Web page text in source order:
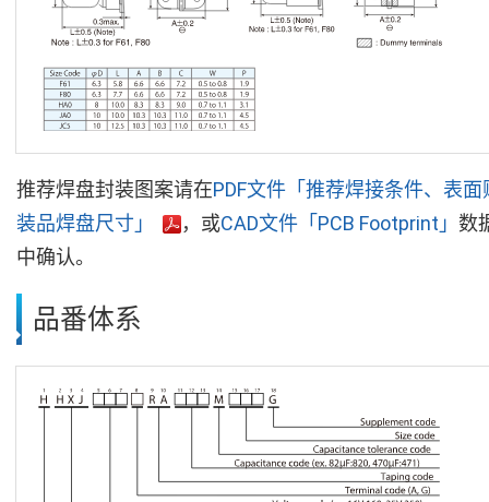
推荐焊盘封装图案请在PDF文件「推荐焊接条件、表面
装品焊盘尺寸」
，或CAD文件「PCB Footprint」 数
中确认。
品番体系